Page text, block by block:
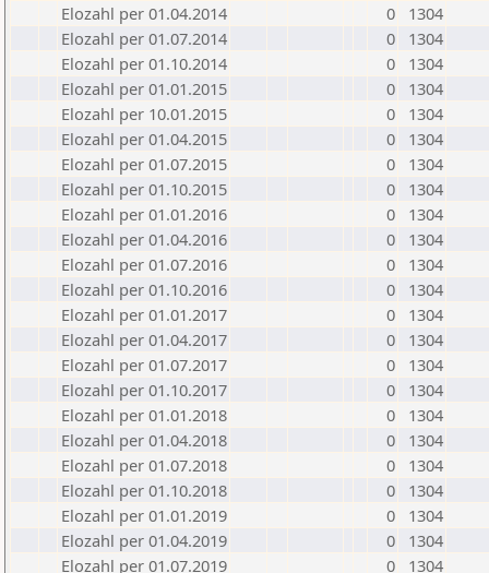
Elozahl per 01.04.2014
0
1304
Elozahl per 01.07.2014
0
1304
Elozahl per 01.10.2014
0
1304
Elozahl per 01.01.2015
0
1304
Elozahl per 10.01.2015
0
1304
Elozahl per 01.04.2015
0
1304
Elozahl per 01.07.2015
0
1304
Elozahl per 01.10.2015
0
1304
Elozahl per 01.01.2016
0
1304
Elozahl per 01.04.2016
0
1304
Elozahl per 01.07.2016
0
1304
Elozahl per 01.10.2016
0
1304
Elozahl per 01.01.2017
0
1304
Elozahl per 01.04.2017
0
1304
Elozahl per 01.07.2017
0
1304
Elozahl per 01.10.2017
0
1304
Elozahl per 01.01.2018
0
1304
Elozahl per 01.04.2018
0
1304
Elozahl per 01.07.2018
0
1304
Elozahl per 01.10.2018
0
1304
Elozahl per 01.01.2019
0
1304
Elozahl per 01.04.2019
0
1304
Elozahl per 01.07.2019
0
1304